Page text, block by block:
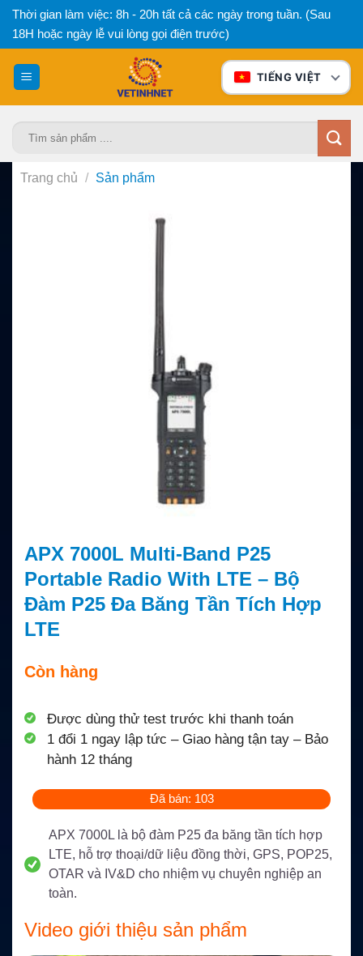
Bỏ
qua
nội
dung
Thời gian làm việc: 8h - 20h tất cả các ngày trong tuần. (Sau
18H hoặc ngày lễ vui lòng gọi điện trước)
TIẾNG VIỆT
Trang chủ / Sản phẩm
APX 7000L Multi-Band P25
Portable Radio With LTE – Bộ
Đàm P25 Đa Băng Tần Tích Hợp
LTE
Còn hàng
Được dùng thử test trước khi thanh toán
1 đổi 1 ngay lập tức – Giao hàng tận tay – Bảo
hành 12 tháng
Đã bán: 103
APX 7000L là bộ đàm P25 đa băng tần tích hợp
LTE, hỗ trợ thoại/dữ liệu đồng thời, GPS, POP25,
OTAR và IV&D cho nhiệm vụ chuyên nghiệp an
toàn.
Video giới thiệu sản phẩm